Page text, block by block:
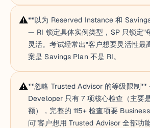
⚠️**以为 Reserved Instance 和
— RI 锁定具体实例类型，SP 只锁定"
灵活。考试经常出"客户想要灵活性最
案是 Savings Plan 不是 RI。
⚠️**忽略 Trusted Advisor 的等级限制
Developer 只有 7 项核心检查（主要
额），完整的 115+ 检查项要
问"客户想用 Trusted Advisor 全部功